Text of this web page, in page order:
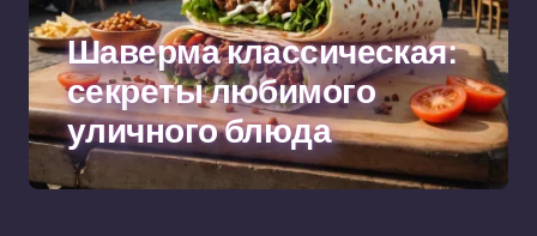
Шаверма классическая:
секреты любимого
уличного блюда